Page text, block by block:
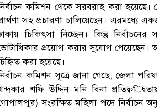
কমিশন থেকে সরবরাহ করা হয়েছে।
সহ প্রচারণা চালিয়েছেন।
চিকিৎসা নিচ্ছেন। কিন্তু
প্রয়োগ করার সুযোগ পেয়েছেন।
করা হয়েছে।
কমিশন সূত্রে জানা গেছে, জেলা
শফি উদ্দিন মনি বিনা
সংরক্ষিত মহিলা পদে নির্বাচন